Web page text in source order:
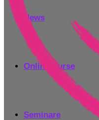
News
Online Kurse
Seminare